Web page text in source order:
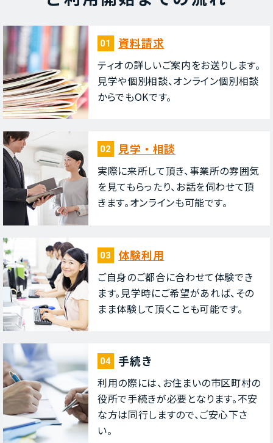
01 資料請求
ティオの詳しいご案内をお送りします。
⾒学や個別相談、オンライン個別相談
からでもOKです。
02 ⾒学・相談
実際に来所して頂き、事業所の雰囲気
を⾒てもらったり、お話を伺わせて頂
きます。オンラインも可能です。
03 体験利⽤
ご⾃⾝のご都合に合わせて体験でき
ます。⾒学時にご希望があれば、その
まま体験して頂くことも可能です。
04 ⼿続き
利⽤の際には、お住まいの市区町村の
役所で⼿続きが必要となります。不安
な⽅は同⾏しますので、ご安⼼下さ
い。